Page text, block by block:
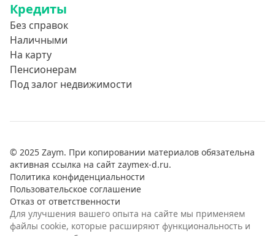
Кредиты
Без справок
Наличными
На карту
Пенсионерам
Под залог недвижимости
© 2025 Zaym. При копировании материалов обязательна
активная ссылка на сайт zaymex-d.ru.
Политика конфиденциальности
Пользовательское соглашение
Отказ от ответственности
Для улучшения вашего опыта на сайте мы применяем
файлы cookie, которые расширяют функциональность и